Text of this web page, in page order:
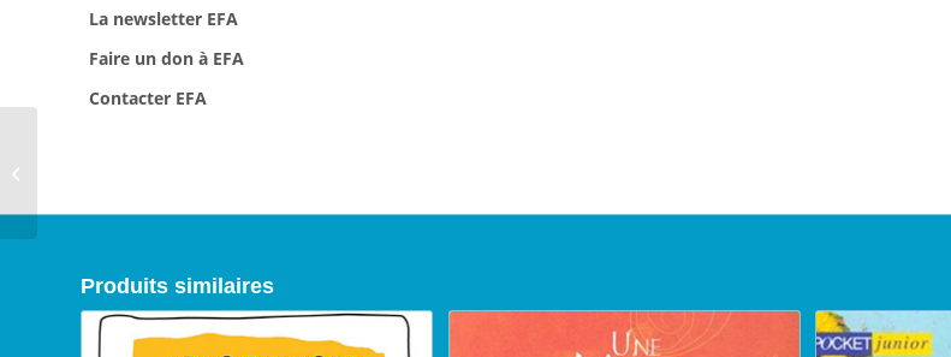
La newsletter EFA
Faire un don à EFA
Contacter EFA
Produits similaires